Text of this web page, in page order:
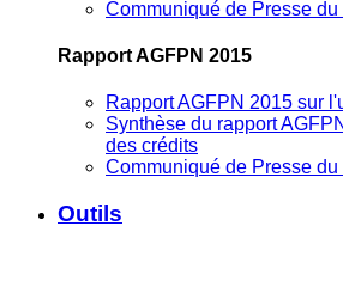
Communiqué de Presse du
Rapport AGFPN 2015
Rapport AGFPN 2015 sur
Synthèse du rapport
des crédits
Communiqué de Presse
Outils